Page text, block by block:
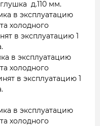
д.110 мм.
в эксплуатацию
холодного
в эксплуатацию 1
в эксплуатацию
холодного
в эксплуатацию 1
в эксплуатацию
холодного